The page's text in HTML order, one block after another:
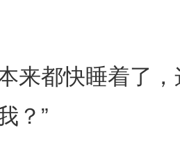
都快睡着了，
？”